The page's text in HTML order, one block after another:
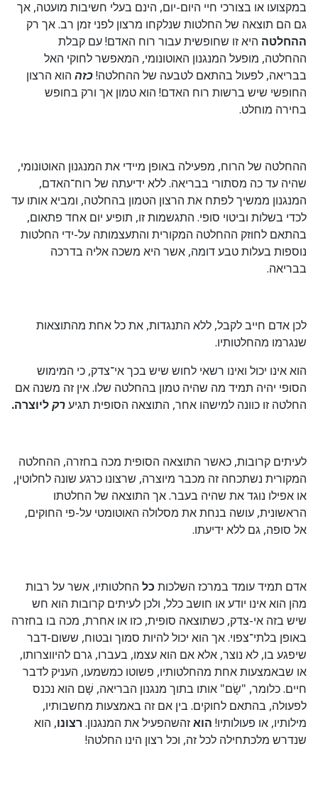
במקצועו או בצורכי חיי היום-יום, הינם בעלי חשיבות מועטה, אך
גם הם תוצאה של החלטות שנלקחו מרצון לפני זמן רב. אך רק
ההחלטה היא זו שחופשית עבור רוח האדם! עם קבלת
ההחלטה, מופעל המנגנון האוטונומי, המאפשר לחוקי האל
בבריאה, לפעול בהתאם לטבעה של ההחלטה!כזה הוא הרצון
החופשי שיש ברשות רוח האדם! הוא טמון אך ורק בחופש
בחירה מוחלט.
ההחלטה של הרוח, מפעילה באופן מיידי את המנגנון האוטונומי,
שהיה עד כה מסתורי בבריאה. ללא ידיעתה של רוח־האדם,
המנגנון ממשיך לפתח את הרצון הטמון בהחלטה, ומביא אותו עד
לכדי בשלות וביטוי סופי. התגשמות זו, תופיע יום אחד פתאום,
בהתאם לחוזק ההחלטה המקורית והתעצמותה על-ידי החלטות
נוספות בעלות טבע דומה, אשר היא משכה אליה בדרכה
בבריאה.
לכן אדם חייב לקבל, ללא התנגדות, את כל אחת מהתוצאות
שנגרמו מהחלטותיו.
הוא אינו יכול ואינו רשאי לחוש שיש בכך אי־צדק, כי המימוש
הסופי יהיה תמיד מה שהיה טמון בהחלטה שלו. אין זה משנה אם
החלטה זו כוונה למישהו אחר, התוצאה הסופית תגיערקליוצרה.
לעיתים קרובות, כאשר התוצאה הסופית מכה בחזרה, ההחלטה
המקורית נשתכחה זה מכבר מיוצרה, שרצונו כרגע שונה לחלוטין,
או אפילו נוגד את שהיה בעבר. אך התוצאה של החלטתו
הראשונית, עושה בנחת את מסלולה האוטומטי על-פי החוקים,
אל סופה, גם ללא ידיעתו.
אדם תמיד עומד במרכז השלכות כל החלטותיו, אשר על רבות
מהן הוא אינו יודע או חושב כלל, ולכן לעיתים קרובות הוא חש
שיש בזה אי-צדק, כשתוצאה סופית, כזו או אחרת, מכה בו בחזרה
באופן בלתי־צפוי. אך הוא יכול להיות סמוך ובטוח, ששום-דבר
שיפגע בו, לא נוצר, אלא אם הוא עצמו, בעברו, גרם להיווצרותו,
או שבאמצעות אחת מהחלטותיו, פשוטו כמשמעו, העניק לדבר
חיים. כלומר, "שָׂם" אותו בתוך מנגנון הבריאה, שָׁם הוא נכנס
לפעולה, בהתאם לחוקים. בין אם זה באמצעות מחשבותיו,
מילותיו, או פעולותיו! הואזהשהפעיל את המנגנון. רצונו, הוא
שנדרש מלכתחילה לכל זה, וכל רצון הינו החלטה!